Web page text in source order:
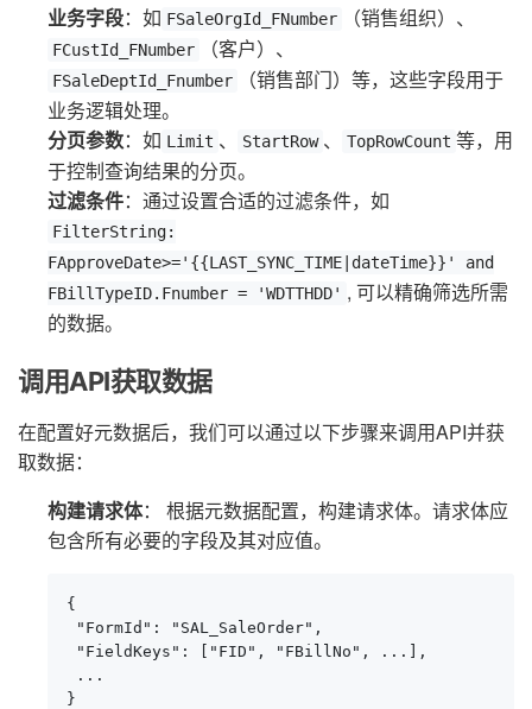
业务字段：如 FSaleOrgId_FNumber （销售组织）、
FCustId_FNumber （客户）、
FSaleDeptId_Fnumber
（销售部门）等，这些字段用于
业务逻辑处理。
分页参数：如 Limit 、 StartRow 、 TopRowCount 等，用
于控制查询结果的分页。
过滤条件：通过设置合适的过滤条件，如
FilterString:
FApproveDate>='{{LAST_SYNC_TIME|dateTime}}' and
FBillTypeID.Fnumber = 'WDTTHDD' , 可以精确筛选所需
的数据。
调用API获取数据
在配置好元数据后，我们可以通过以下步骤来调用API并获
取数据：
构建请求体： 根据元数据配置，构建请求体。请求体应
包含所有必要的字段及其对应值。
{
"FormId": "SAL_SaleOrder",
"FieldKeys": ["FID", "FBillNo", ...],
...
}